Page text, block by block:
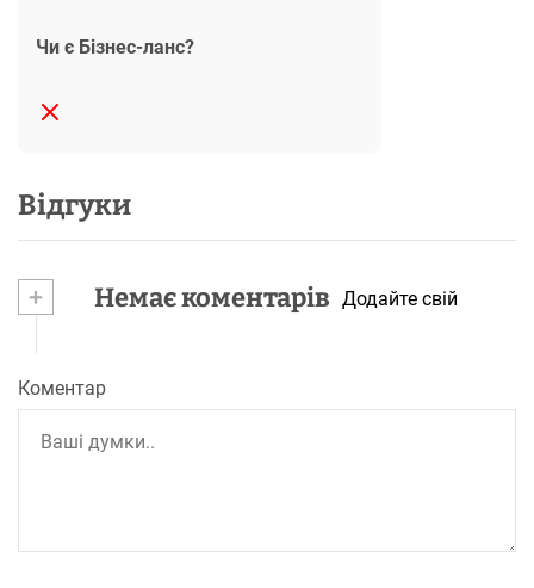
Чи є Бізнес-ланс?
Відгуки
+ Немає коментарів Додайте свій
Коментар